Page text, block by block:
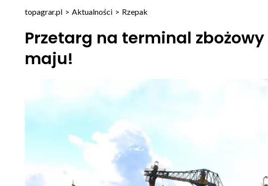
topagrar.pl > Aktualności > Rzepak
Przetarg na terminal
maju!